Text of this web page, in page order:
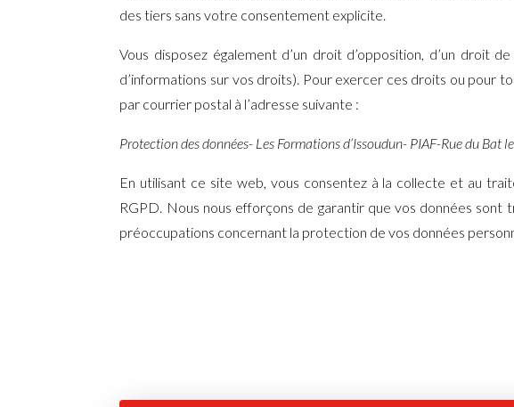
des tiers sans votre consentement explicite.
Vous disposez également d’un droit d’opposition, d’un droit
d’informations sur vos droits). Pour exercer ces droits ou pour
par courrier postal à l’adresse suivante :
Protection des données- Les Formations d’Issoudun- PIAF-Rue du Bat
En utilisant ce site web, vous consentez à la collecte et au
RGPD. Nous nous efforçons de garantir que vos données
préoccupations concernant la protection de vos données